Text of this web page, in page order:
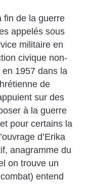
fin de la guerre
appelés sous
militaire en
civique non-
1957 dans la
de
sur des
à la guerre
pour certains la
d’Erika
anagramme du
on trouve un
entend